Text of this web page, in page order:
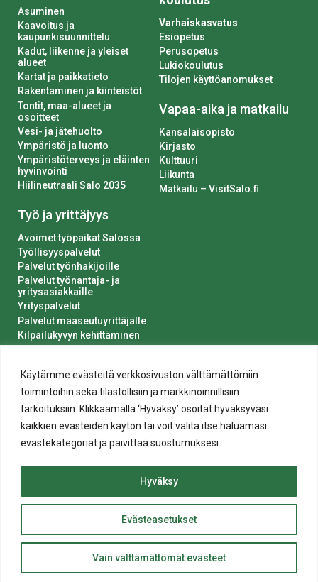
Käytämme evästeitä verkkosivuston välttämättömiin
toimintoihin sekä tilastollisiin ja markkinoinnillisiin
tarkoituksiin. Klikkaamalla ‘Hyväksy’ osoitat hyväksyväsi
kaikkien evästeiden käytön tai voit valita itse haluamasi
evästekategoriat ja päivittää suostumuksesi.
Evästeasetukset
Vain välttämättömät evästeet
Hyväksy
ylös
Asuminen
Kaavoitus ja
kaupunkisuunnittelu
Kadut, liikenne ja yleiset
alueet
Kartat ja paikkatieto
Rakentaminen ja kiinteistöt
Tontit, maa-alueet ja
osoitteet
Vesi- ja jätehuolto
Ympäristö ja luonto
Ympäristöterveys ja eläinten
hyvinvointi
Hiilineutraali Salo 2035
Työ ja yrittäjyys
Avoimet työpaikat Salossa
Työllisyyspalvelut
Palvelut työnhakijoille
Palvelut työnantaja- ja
yritysasiakkaille
Yrityspalvelut
Palvelut maaseutuyrittäjälle
Kilpailukyvyn kehittäminen
Varhaiskasvatus
Esiopetus
Perusopetus
Lukiokoulutus
Tilojen käyttöanomukset
Vapaa-aika ja matkailu
Kansalaisopisto
Kirjasto
Kulttuuri
Liikunta
Matkailu – VisitSalo.fi
Saavutettavuusseloste
© 2020 Salon kaupunki
Website crafted byEvermade.